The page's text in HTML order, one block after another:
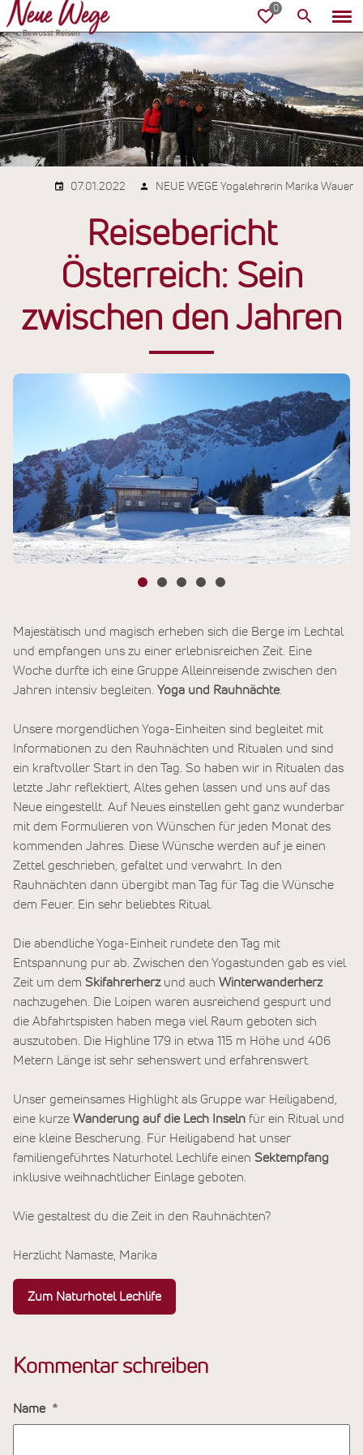
07.01.2022 NEUE WEGE Yogalehrerin Marika Wauer
Reisebericht
Österreich: Sein
zwischen den Jahren
Majestätisch und magisch erheben sich die Berge im Lechtal
und empfangen uns zu einer erlebnisreichen Zeit. Eine
Woche durfte ich eine Gruppe Alleinreisende zwischen den
Jahren intensiv begleiten. Yoga und Rauhnächte.
Unsere morgendlichen Yoga-Einheiten sind begleitet mit
Informationen zu den Rauhnächten und Ritualen und sind
ein kraftvoller Start in den Tag. So haben wir in Ritualen das
letzte Jahr reflektiert, Altes gehen lassen und uns auf das
Neue eingestellt. Auf Neues einstellen geht ganz wunderbar
mit dem Formulieren von Wünschen für jeden Monat des
kommenden Jahres. Diese Wünsche werden auf je einen
Zettel geschrieben, gefaltet und verwahrt. In den
Rauhnächten dann übergibt man Tag für Tag die Wünsche
dem Feuer. Ein sehr beliebtes Ritual.
Die abendliche Yoga-Einheit rundete den Tag mit
Entspannung pur ab. Zwischen den Yogastunden gab es viel
Zeit um dem Skifahrerherz und auch Winterwanderherz
nachzugehen. Die Loipen waren ausreichend gespurt und
die Abfahrtspisten haben mega viel Raum geboten sich
auszutoben. Die Highline 179 in etwa 115 m Höhe und 406
Metern Länge ist sehr sehenswert und erfahrenswert.
Unser gemeinsames Highlight als Gruppe war Heiligabend,
eine kurze Wanderung auf die Lech Inseln für ein Ritual und
eine kleine Bescherung. Für Heiligabend hat unser
familiengeführtes Naturhotel Lechlife einen Sektempfang
inklusive weihnachtlicher Einlage geboten.
Wie gestaltest du die Zeit in den Rauhnächten?
Herzlicht Namaste, Marika
Zum Naturhotel Lechlife
Kommentar schreiben
Name